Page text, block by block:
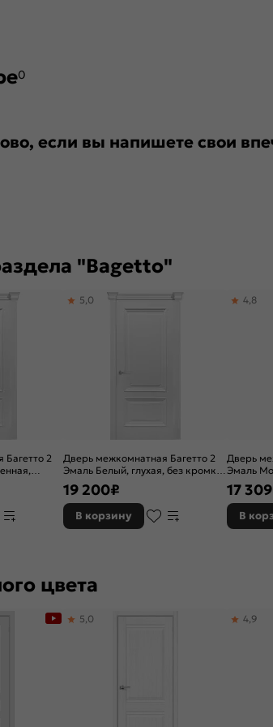
0
если вы напишете свои
"Bagetto"
Багетто 2
Дверь межкомнатная Багетто 2
Эмаль Белый, глухая, без кромки,
каркасно-щитовая
5,0
19 200₽
В корзину
Дверь
Эмаль
4,8
17 309
В
цвета
5,0 4,9